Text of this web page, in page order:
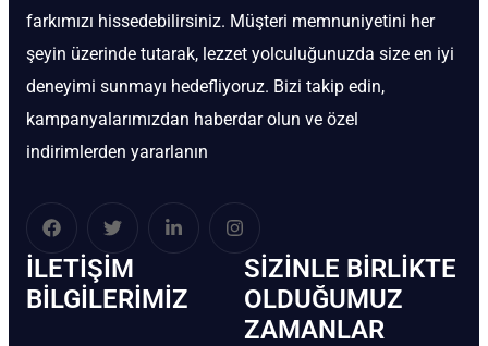
farkımızı hissedebilirsiniz. Müşteri memnuniyetini her
şeyin üzerinde tutarak, lezzet yolculuğunuzda size en iyi
deneyimi sunmayı hedefliyoruz. Bizi takip edin,
kampanyalarımızdan haberdar olun ve özel
indirimlerden yararlanın
İLETIŞIM
BİLGILERIMIZ
SIZINLE BIRLIKTE
OLDUĞUMUZ
ZAMANLAR